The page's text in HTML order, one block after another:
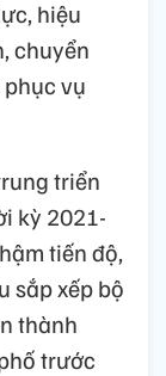
hiệu
chuyển
vụ
triển
kỳ 2021-
tiến độ,
sắp xếp bộ
thành
trước